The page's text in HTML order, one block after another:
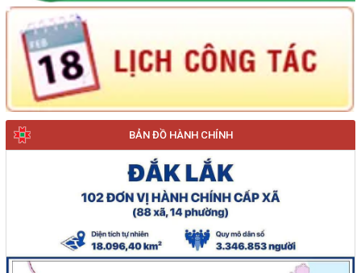
BẢN ĐỒ HÀNH CHÍNH